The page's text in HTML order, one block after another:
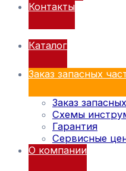
Контакты
Каталог
Заказ запасных
Заказ
Схемы
Гарантия
Сервисные
О компании